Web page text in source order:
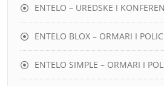
ENTELO – UREDSKE I
ENTELO BLOX – ORMARI I
ENTELO SIMPLE – ORMARI I